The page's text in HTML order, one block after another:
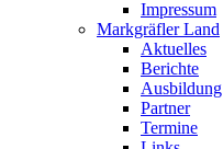
Impressum
Markgräfler Land
Aktuelles
Berichte
Ausbildung
Partner
Termine